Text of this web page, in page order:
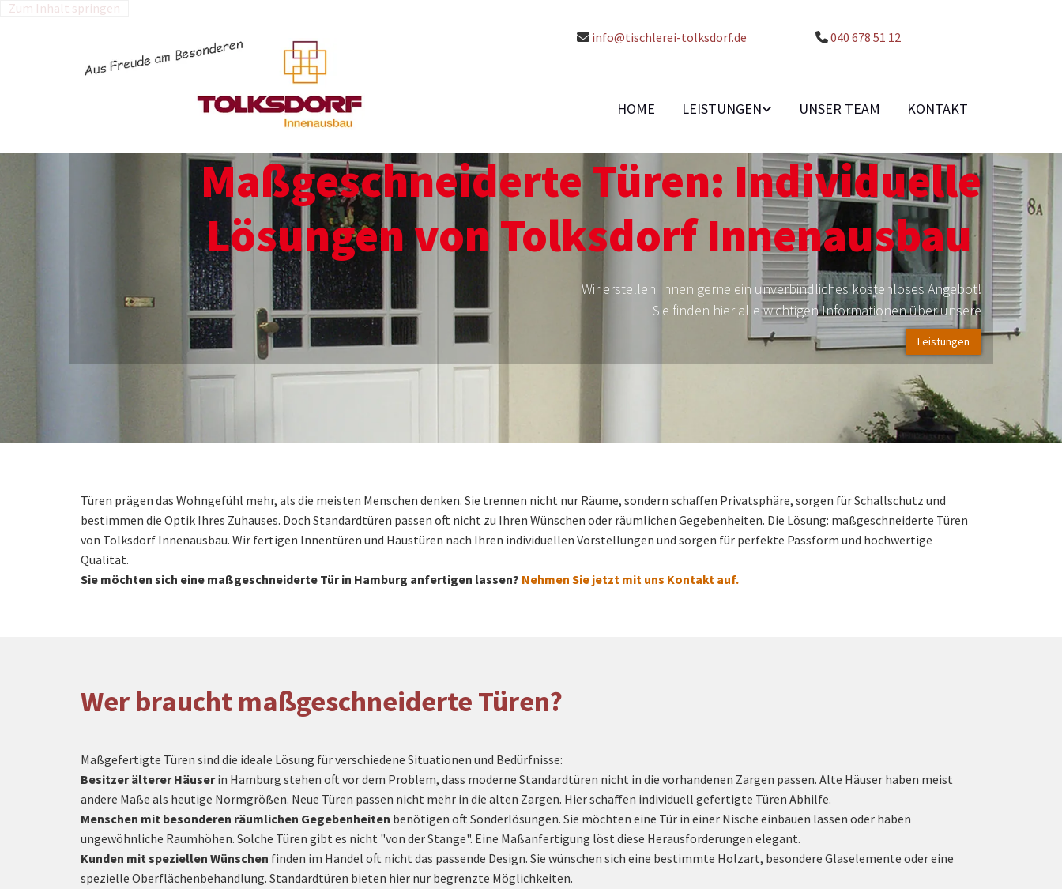
Zum Inhalt springen
 info@tischlerei-tolksdorf.de 040 678 51 12
HOME LEISTUNGEN UNSER TEAM KONTAKT
Maßgeschneiderte Türen: Individuelle
Lösungen von Tolksdorf Innenausbau
Wir erstellen Ihnen gerne ein unverbindliches kostenloses Angebot!
Sie finden hier alle wichtigen Informationen über unsere
Leistungen
Türen prägen das Wohngefühl mehr, als die meisten Menschen denken. Sie trennen nicht nur Räume, sondern schaffen Privatsphäre, sorgen für Schallschutz und
bestimmen die Optik Ihres Zuhauses. Doch Standardtüren passen oft nicht zu Ihren Wünschen oder räumlichen Gegebenheiten. Die Lösung: maßgeschneiderte Türen
von Tolksdorf Innenausbau. Wir fertigen Innentüren und Haustüren nach Ihren individuellen Vorstellungen und sorgen für perfekte Passform und hochwertige
Qualität.
Sie möchten sich eine maßgeschneiderte Tür in Hamburg anfertigen lassen? Nehmen Sie jetzt mit uns Kontakt auf.
Wer braucht maßgeschneiderte Türen?
Maßgefertigte Türen sind die ideale Lösung für verschiedene Situationen und Bedürfnisse:
Besitzer älterer Häuserin Hamburg stehen oft vor dem Problem, dass moderne Standardtüren nicht in die vorhandenen Zargen passen. Alte Häuser haben meist
andere Maße als heutige Normgrößen. Neue Türen passen nicht mehr in die alten Zargen. Hier schaffen individuell gefertigte Türen Abhilfe.
Menschen mit besonderen räumlichen Gegebenheiten benötigen oft Sonderlösungen. Sie möchten eine Tür in einer Nische einbauen lassen oder haben
ungewöhnliche Raumhöhen. Solche Türen gibt es nicht "von der Stange". Eine Maßanfertigung löst diese Herausforderungen elegant.
Kunden mit speziellen Wünschen finden im Handel oft nicht das passende Design. Sie wünschen sich eine bestimmte Holzart, besondere Glaselemente oder eine
spezielle Oberflächenbehandlung. Standardtüren bieten hier nur begrenzte Möglichkeiten.